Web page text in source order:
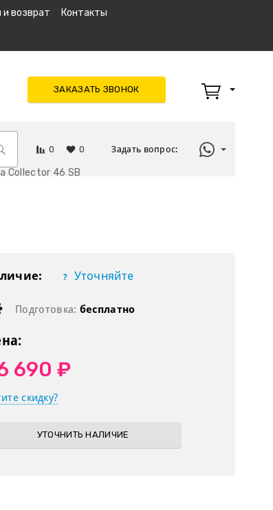
и возврат Контакты
ЗАКАЗАТЬ ЗВОНОК
0 0 Задать вопрос:
Collector 46 SB
Уточняйте
Подготовка: бесплатно
690 ₽
скидку?
УТОЧНИТЬ НАЛИЧИЕ